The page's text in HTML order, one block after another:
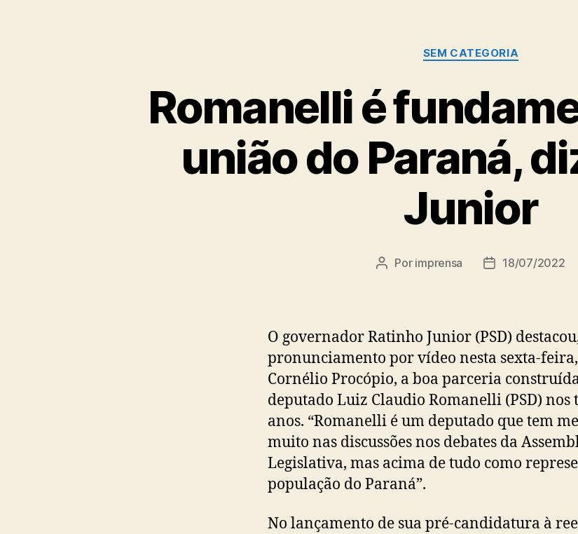
Categorias
SEM CATEGORIA
Romanelli é
união do Paraná,
Junior
Autor
Por imprensa
Data18/07/2022
O governador Ratinho Junior (PSD)
pronunciamento por vídeo nesta sexta-
Cornélio Procópio, a boa parceria
deputado Luiz Claudio Romanelli (PSD) nos
anos. “Romanelli é um deputado que tem
muito nas discussões nos debates da
Legislativa, mas acima de tudo como
população do Paraná”.
No lançamento de sua pré-candidatura à